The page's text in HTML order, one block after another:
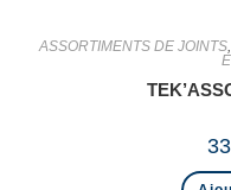
ASSORTIMENTS DE JOINTS,